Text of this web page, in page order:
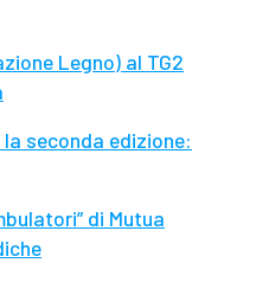
Legno) al TG2
seconda edizione:
di Mutua